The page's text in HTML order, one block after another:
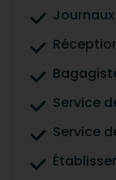
Service
Service